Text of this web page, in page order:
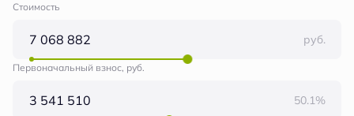
Стоимость
руб.
Первоначальный взнос, руб.
50.1%